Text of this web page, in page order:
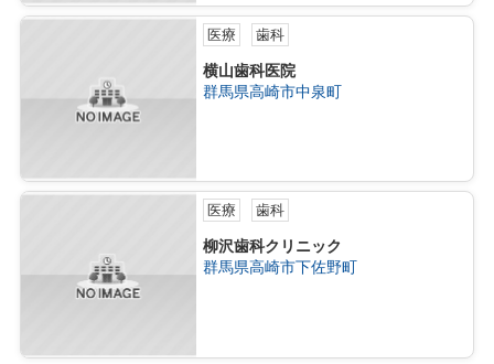
医療 歯科
横山歯科医院
群馬県高崎市中泉町
医療 歯科
柳沢歯科クリニック
群馬県高崎市下佐野町